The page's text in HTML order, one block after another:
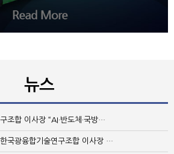
뉴스
조합 이사장 “AI·반도체·국방…
국광융합기술연구조합 이사장 …